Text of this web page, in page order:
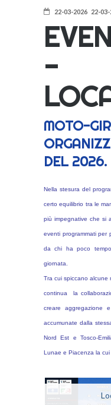
22-03-2026 22-03-
-
MOTO-
DEL 2026.
Nella stesura del
certo equilibrio tra le
più impegnative che si
eventi programmati per
da chi ha poco
giornata.
Tra cui spiccano alcune
continua la
creare
accumunate dalla
Nord Est e Tosco-
Lunae e Piacenza la